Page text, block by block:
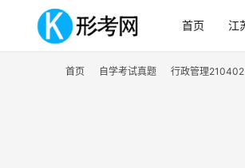
首页 江
首页 自学考试真题 行政管理210402